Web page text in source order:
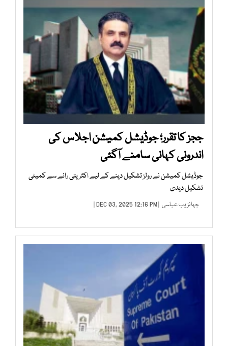
ججز کا تقرر؛ جوڈیشل کمیشن اجلاس کی
اندرونی کہانی سامنے آگئی
جوڈیشل کمیشن نے رولز تشکیل دینے کے لیے اکثریتی رائے سے کمیٹی
تشکیل دیدی
جہانزیب عباسی | DEC 03, 2025 12:16 PM |